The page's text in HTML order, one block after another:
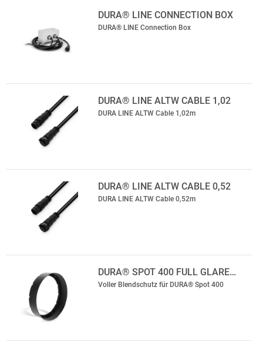
DURA® LINE CONNECTION BOX
DURA® LINE Connection Box
DURA® LINE ALTW CABLE 1,02
DURA LINE ALTW Cable 1,02m
DURA® LINE ALTW CABLE 0,52
DURA LINE ALTW Cable 0,52m
DURA® SPOT 400 FULL GLARE…
Voller Blendschutz für DURA® Spot 400